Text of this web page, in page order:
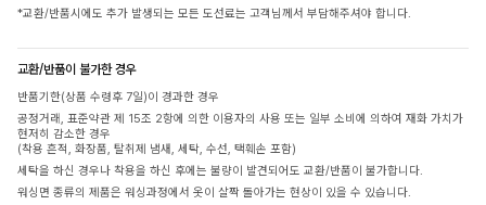
*교환/반품시에도 추가 발생되는 모든 도선료는 고객님께서 부담해주셔야 합니다.
교환/반품이 불가한 경우
반품기한(상품 수령후 7일)이 경과한 경우
공정거래, 표준약관 제 15조 2항에 의한 이용자의 사용 또는 일부 소비에 의하여 재화 가치가
현저히 감소한 경우
(착용 흔적, 화장품, 탈취제 냄새, 세탁, 수선, 택훼손 포함)
세탁을 하신 경우나 착용을 하신 후에는 불량이 발견되어도 교환/반품이 불가합니다.
워싱면 종류의 제품은 워싱과정에서 옷이 살짝 돌아가는 현상이 있을 수 있습니다.